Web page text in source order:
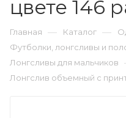
цвете 146
Главная — Каталог —
Футболки, лонгсливы и
Лонгсливы для мальчиков
Лонгслив объемный с